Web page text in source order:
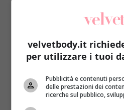
stimolando la diuresi.
continuativo, a prescindere
essa non è in grado di
a tale dieta anche coloro che
difficili” riusciranno ad
velvetbody.it
per utilizzare i tuoi
Pubblicità e contenuti
delle prestazioni dei
ricerche sul pubblico,